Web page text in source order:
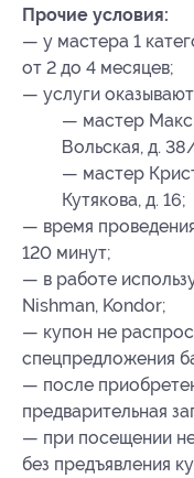
Прочие условия:
— у мастера 1
от 2 до 4 месяцев;
— услуги
— мастер
Вольская, д.
— мастер
Кутякова, д. 16;
— время
120 минут;
— в работе
Nishman, Kondor;
— купон не
спецпредложения
— после
предварительная
— при посещении
без предъявления